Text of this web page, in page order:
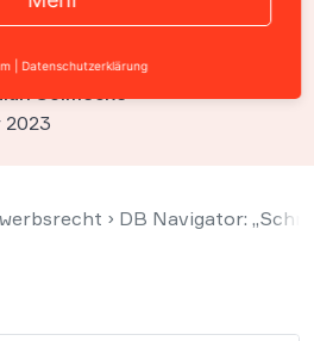
Solmecke
2023
› DB Navigator:
Datenschutzerklärung